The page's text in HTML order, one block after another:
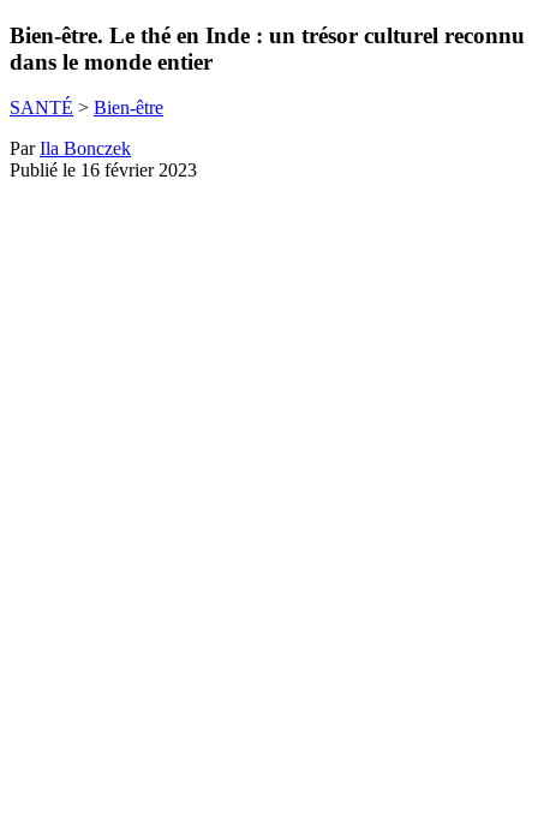
Bien-être. Le thé en Inde : un trésor culturel reconnu
dans le monde entier
SANTÉ > Bien-être
ParIla Bonczek
Publié le 16 février 2023